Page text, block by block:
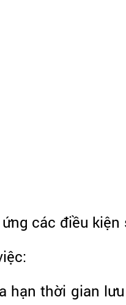
các điều
hạn thời gian